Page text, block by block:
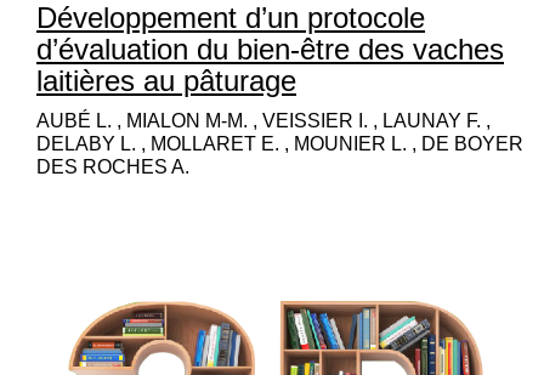
Développement d’un protocole
d’évaluation du bien-être des vaches
laitières au pâturage
AUBÉ L. , MIALON M-M. , VEISSIER I. , LAUNAY F. ,
DELABY L. , MOLLARET E. , MOUNIER L. , DE BOYER
DES ROCHES A.